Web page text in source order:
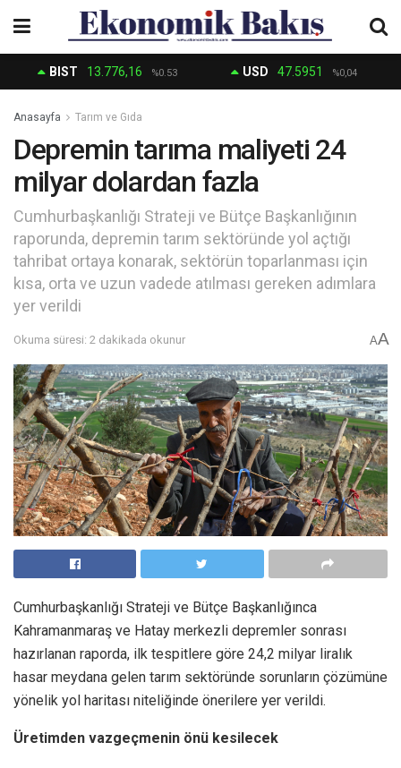
BIST 13.776,16 %0.53 USD 47.5951 %0,04
Anasayfa Tarım ve Gıda
Depremin tarıma maliyeti 24
milyar dolardan fazla
Cumhurbaşkanlığı Strateji ve Bütçe Başkanlığının
raporunda, depremin tarım sektöründe yol açtığı
tahribat ortaya konarak, sektörün toparlanması için
kısa, orta ve uzun vadede atılması gereken adımlara
yer verildi
Okuma süresi: 2 dakikada okunur AA
Cumhurbaşkanlığı Strateji ve Bütçe Başkanlığınca
Kahramanmaraş ve Hatay merkezli depremler sonrası
hazırlanan raporda, ilk tespitlere göre 24,2 milyar liralık
hasar meydana gelen tarım sektöründe sorunların çözümüne
yönelik yol haritası niteliğinde önerilere yer verildi.
Üretimden vazgeçmenin önü kesilecek